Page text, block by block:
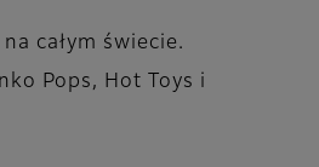
całym świecie.
Pops, Hot Toys i